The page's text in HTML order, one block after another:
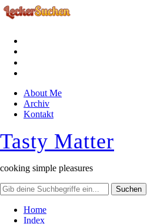
About Me
Archiv
Kontakt
Tasty Matter
cooking simple pleasures
Home
Index